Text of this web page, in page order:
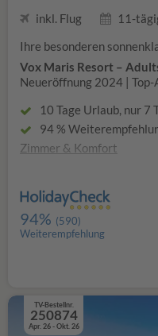
inkl. Flug
11-
Ihre besonderen
Vox Maris Resort –
Neueröffnung 2024 |
10 Tage Urlaub, nur 7
94 %
Zimmer & Komfort
Meerblick auf ein
260 €, solange
Außerdem:
Kostenloses upgrade
Doppelzimmer
Einzelzimmer ohne
Kostenloses upgarde
Superior
94% (590)
Weiterempfehlung
TV-Bestellnr.
250874
Apr. 26 - Okt. 26